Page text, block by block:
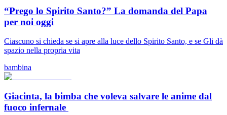
“Prego lo Spirito Santo?” La domanda del Papa
per noi oggi
Ciascuno si chieda se si apre alla luce dello Spirito Santo, e se Gli dà
spazio nella propria vita
bambina
Giacinta, la bimba che voleva salvare le anime dal
fuoco infernale